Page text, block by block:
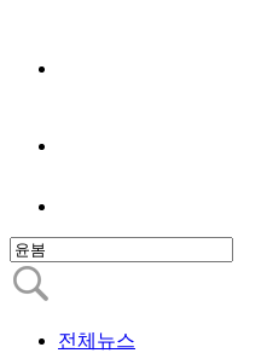
전체뉴스